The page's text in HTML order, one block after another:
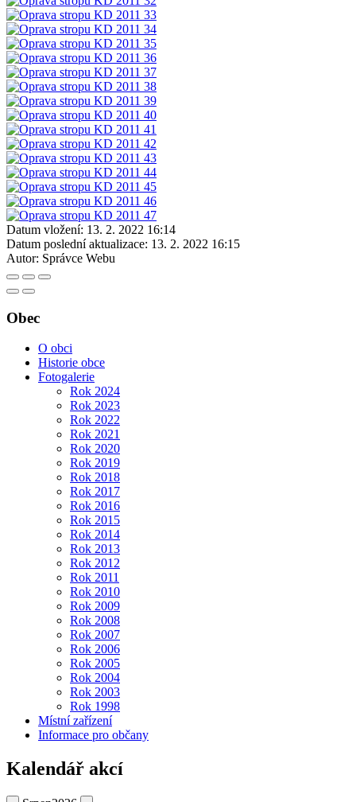
Datum vložení: 13. 2. 2022 16:14
Datum poslední aktualizace: 13. 2. 2022 16:15
Autor: Správce Webu
Obec
O obci
Historie obce
Fotogalerie
Rok 2024
Rok 2023
Rok 2022
Rok 2021
Rok 2020
Rok 2019
Rok 2018
Rok 2017
Rok 2016
Rok 2015
Rok 2014
Rok 2013
Rok 2012
Rok 2011
Rok 2010
Rok 2009
Rok 2008
Rok 2007
Rok 2006
Rok 2005
Rok 2004
Rok 2003
Rok 1998
Místní zařízení
Informace pro občany
Kalendář akcí